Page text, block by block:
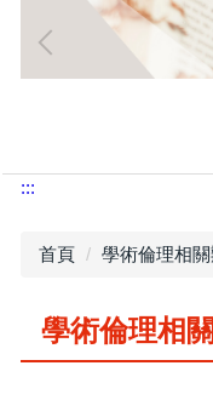
:::
首頁 學術倫理相
學術倫理相